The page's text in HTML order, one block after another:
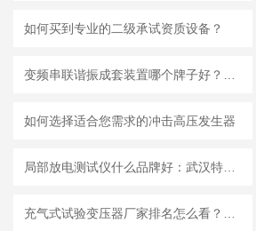
如何买到专业的二级承试资质设备？
如何选择适合您需求的冲击高压发生器